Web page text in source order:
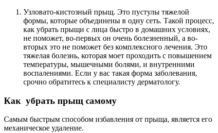
Узловато-кистозный прыщ. Это пустулы тяжелой
формы, которые объединены в одну сеть. Такой процесс,
как убрать прыщи с лица быстро в домашних условиях,
не поможет, во-первых он очень болезненный, а во-
вторых это не поможет без комплексного лечения. Это
тяжелая болезнь, которая моет проходить с повышением
температуры, мышечными болями, и внутренними
воспалениями. Если у вас такая форма заболевания,
срочно обратитесь к специалисту дерматологу.
Как убрать прыщ самому
Самым быстрым способом избавления от прыща, является его
механическое удаление.